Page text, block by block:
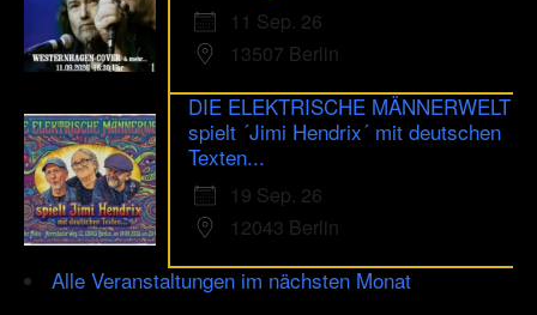
11 Sep. 26
13507 Berlin
DIE ELEKTRISCHE MÄNNERWELT
spielt ´Jimi Hendrix´ mit deutschen
Texten...
19 Sep. 26
12043 Berlin
Alle Veranstaltungen im nächsten Monat